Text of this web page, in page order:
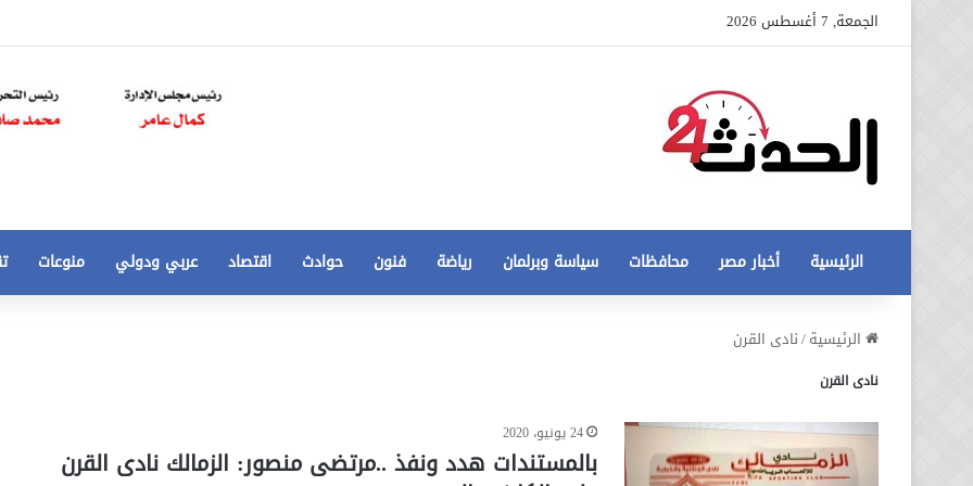
الجمعة, 7 أغسطس 2026
الرئيسية أخبار مصر محافظات سياسة وبرلمان رياضة فنون حوادث اقتصاد عربي ودولي منوعات
الرئيسية/نادى القرن
نادى القرن
24 يونيو، 2020
بالمستندات هدد ونفذ ..مرتضى منصور: الزمالك نادى القرن
أزمة
مخالفات
البناءعاجل تطورات جديدة في أزمة مخالفات
الي
50
تخفيض سعر المتر من 250 الي 50 جنيها